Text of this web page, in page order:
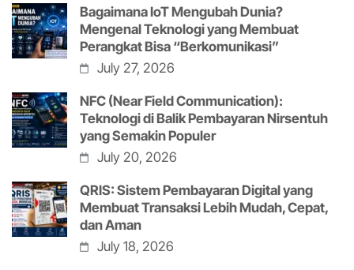
Bagaimana IoT Mengubah Dunia?
Mengenal Teknologi yang Membuat
Perangkat Bisa “Berkomunikasi”
July 27, 2026
NFC (Near Field Communication):
Teknologi di Balik Pembayaran Nirsentuh
yang Semakin Populer
July 20, 2026
QRIS: Sistem Pembayaran Digital yang
Membuat Transaksi Lebih Mudah, Cepat,
dan Aman
July 18, 2026